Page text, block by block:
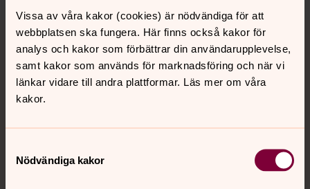
Vissa av våra kakor (cookies) är nödvändiga för att
webbplatsen ska fungera. Här finns också kakor för
analys och kakor som förbättrar din användarupplevelse,
samt kakor som används för marknadsföring och när vi
länkar vidare till andra plattformar. Läs mer om våra
kakor.
Nödvändiga kakor
Tillbaka till toppen
Tillbaka till innehållet
Kontakt